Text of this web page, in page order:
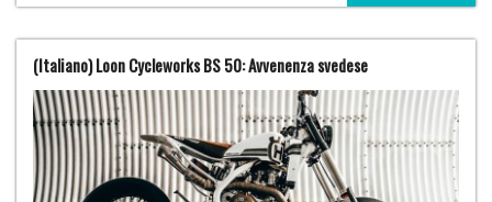
(Italiano) Loon Cycleworks BS 50: Avvenenza svedese